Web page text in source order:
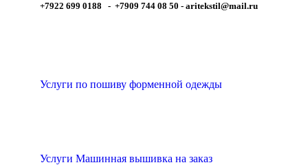
+7922 699 0188 - +7909 744 08 50 - aritekstil@mail.ru
Услуги по пошиву форменной одежды
Услуги Машинная вышивка на заказ